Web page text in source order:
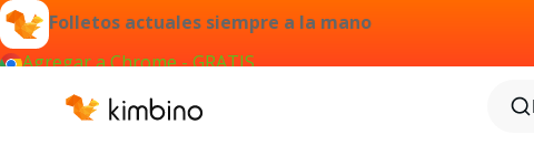
Folletos actuales siempre a la mano
Agregar a Chrome - GRATIS